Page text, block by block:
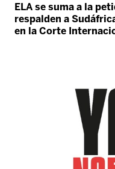
ELA se suma a la
respalden a
en la Corte